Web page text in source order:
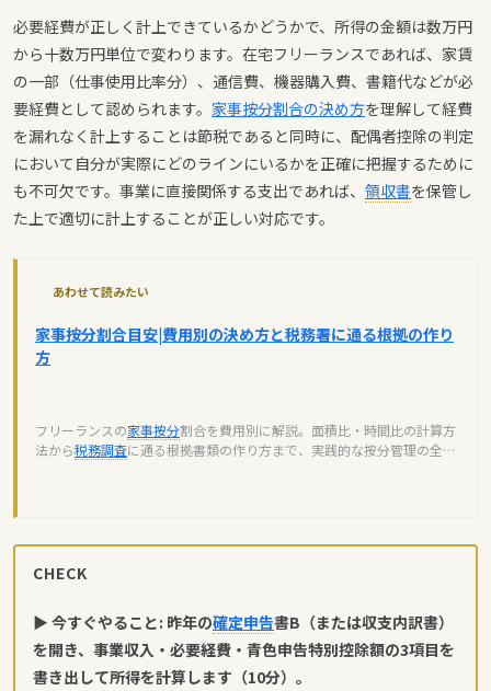
必要経費が正しく計上できているかどうかで、所得の金額は数万円
から十数万円単位で変わります。在宅フリーランスであれば、家賃
の一部（仕事使用比率分）、通信費、機器購入費、書籍代などが必
要経費として認められます。 家事按分割合の決め方を理解して経費
を漏れなく計上することは節税であると同時に、配偶者控除の判定
において自分が実際にどのラインにいるかを正確に把握するために
も不可欠です。事業に直接関係する支出であれば、 領収書を保管し
た上で適切に計上することが正しい対応です。
あわせて読みたい
家事按分割合目安|費用別の決め方と税務署に通る根拠の作り
方
フリーランスの家事按分割合を費用別に解説。面積比・時間比の計算方
法から税務調査に通る根拠書類の作り方まで、実践的な按分管理の全手
CHECK
▶ 今すぐやること: 昨年の確定申告書B（または収支内訳書）
を開き、事業収入・必要経費・青色申告特別控除額の3項目を
書き出して所得を計算します（10分）。